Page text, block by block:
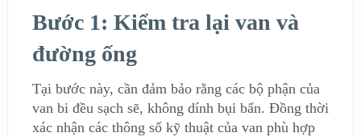
Bước 1: Kiểm tra lại van và
đường ống
Tại bước này, cần đảm bảo rằng các bộ phận của
van bi đều sạch sẽ, không dính bụi bẩn. Đồng thời
xác nhận các thông số kỹ thuật của van phù hợp